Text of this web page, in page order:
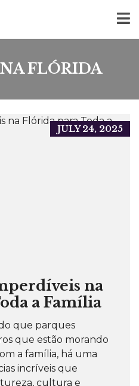
FLÓRIDA
JULY 24, 2025
na
a Família
que parques
que estão morando
a família, há uma
incríveis que
cultura e